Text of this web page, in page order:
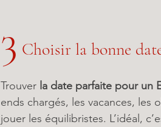
3 Choisir la bonne
Trouver la date parfaite pour un
ends chargés, les vacances,
jouer les équilibristes. L’idéal,